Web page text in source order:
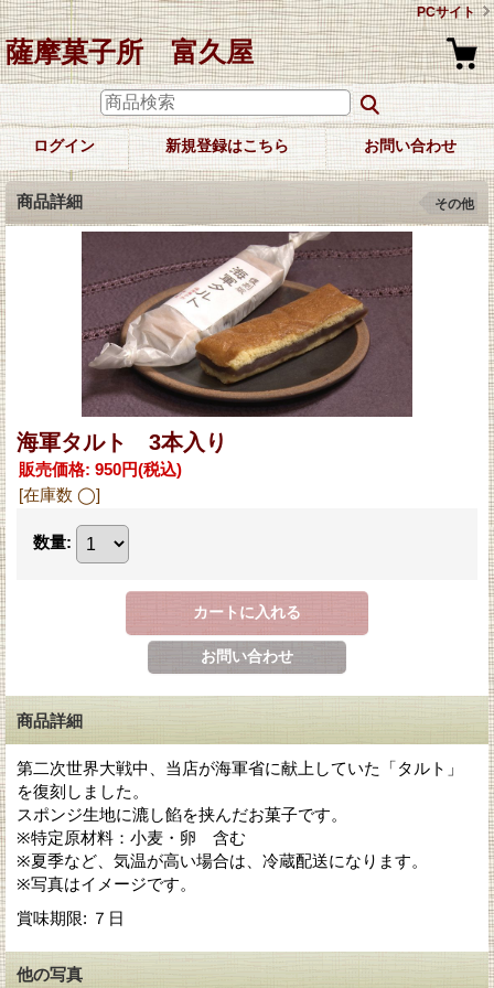
PCサイト
薩摩菓子所 富久屋
ログイン 新規登録はこちら お問い合わせ
商品詳細 その他
海軍タルト 3本入り
販売価格: 950円(税込)
[在庫数 ◯]
数量:
商品詳細
第二次世界大戦中、当店が海軍省に献上していた「タルト」
を復刻しました。
スポンジ生地に漉し餡を挟んだお菓子です。
※特定原材料：小麦・卵 含む
※夏季など、気温が高い場合は、冷蔵配送になります。
※写真はイメージです。
賞味期限: ７日
他の写真